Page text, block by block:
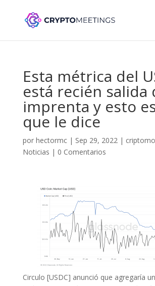
Esta métrica del
está recién salida
imprenta y esto
que le dice
por hectormc| Sep 29, 2022|
Noticias | 0 Comentarios
Circulo [USDC] anunció que agregaría